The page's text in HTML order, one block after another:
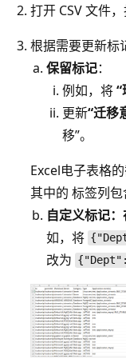
打开 CSV 文件
根据需要更新标
保留标记：
例如，将
更新“迁移
移”。
Excel电子表格
其中的 标签列包
自定义标记
如，将
改为